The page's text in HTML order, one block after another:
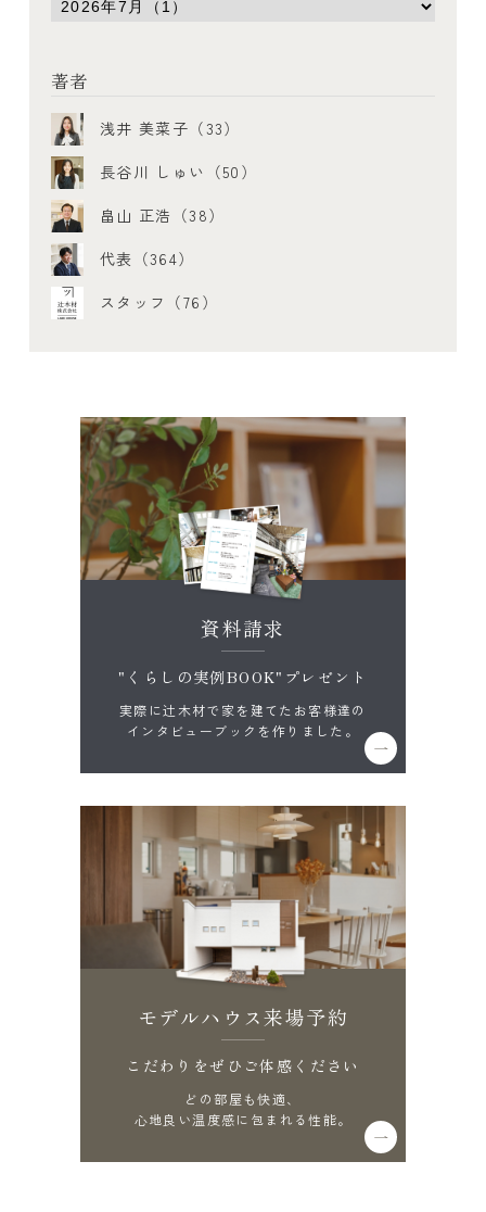
著者
浅井 美菜子（33）
長谷川 しゅい（50）
畠山 正浩（38）
代表（364）
スタッフ（76）
資料請求
"くらしの実例BOOK"プレゼント
実際に辻木材で家を建てたお客様達の
インタビューブックを作りました。
モデルハウス来場予約
こだわりをぜひご体感ください
どの部屋も快適、
心地良い温度感に包まれる性能。